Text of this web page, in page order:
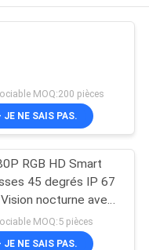
l'AR
89
MOQ:200 pièces
JE NE SAIS PAS.
RGB HD Smart
45 degrés IP 67
nocturne avec
MOQ:5 pièces
JE NE SAIS PAS.